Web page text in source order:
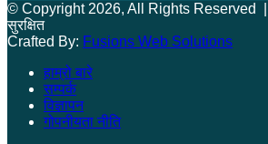
© Copyright 2026, All Rights Reserved |
सुरक्षित
Crafted By: Fusions Web Solutions
हाम्रो बारे
सम्पर्क
विज्ञापन
गोपनीयता नीति